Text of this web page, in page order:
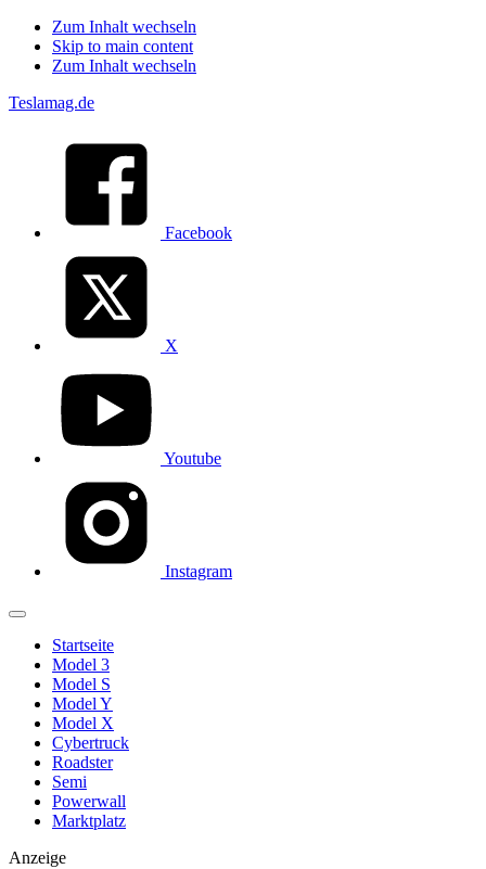
Zum Inhalt wechseln
Skip to main content
Zum Inhalt wechseln
Teslamag.de
Facebook
X
Youtube
Instagram
Startseite
Model 3
Model S
Model Y
Model X
Cybertruck
Roadster
Semi
Powerwall
Marktplatz
Anzeige